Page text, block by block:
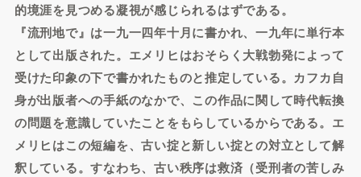
的境涯を見つめる凝視が感じられるはずである。
『流刑地で』は一九一四年十月に書かれ、一九年に単行本
として出版された。エメリヒはおそらく大戦勃発によって
受けた印象の下で書かれたものと推定している。カフカ自
身が出版者への手紙のなかで、この作品に関して時代転換
の問題を意識していたことをもらしているからである。エ
メリヒはこの短編を、古い掟と新しい掟との対立として解
釈している。すなわち、古い秩序は救済（受刑者の苦しみ